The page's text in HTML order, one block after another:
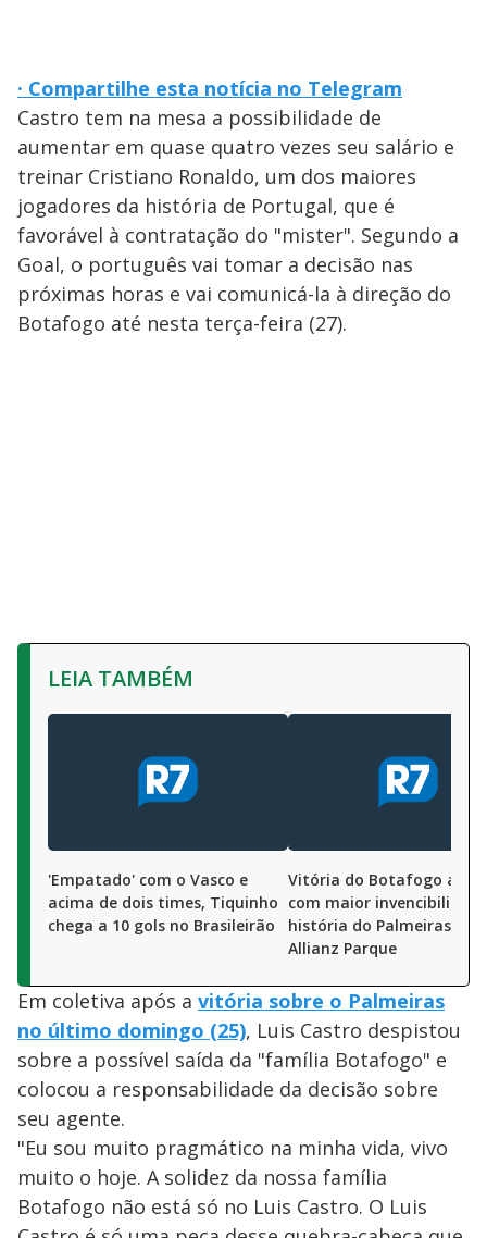
· Compartilhe esta notícia no Telegram
Castro tem na mesa a possibilidade de
aumentar em quase quatro vezes seu salário e
treinar Cristiano Ronaldo, um dos maiores
jogadores da história de Portugal, que é
favorável à contratação do "mister". Segundo a
Goal, o português vai tomar a decisão nas
próximas horas e vai comunicá-la à direção do
Botafogo até nesta terça-feira (27).
LEIA TAMBÉM
'Empatado' com o Vasco e
acima de dois times, Tiquinho
chega a 10 gols no Brasileirão
Vitória do Botafogo
com maior
história do Palmeiras no
Allianz Parque
Em coletiva após a vitória sobre o Palmeiras
no último domingo (25), Luis Castro despistou
sobre a possível saída da "família Botafogo" e
colocou a responsabilidade da decisão sobre
seu agente.
"Eu sou muito pragmático na minha vida, vivo
muito o hoje. A solidez da nossa família
Botafogo não está só no Luis Castro. O Luis